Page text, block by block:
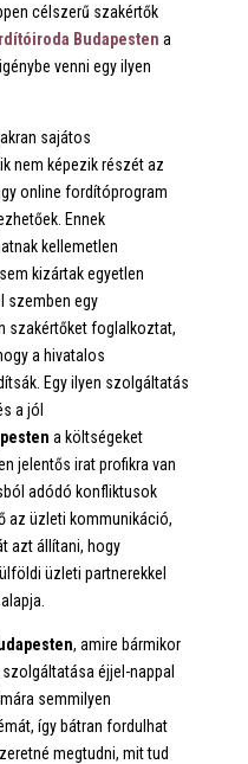
célszerű szakértők
Budapesten a
venni egy ilyen
sajátos
nem képezik részét az
online fordítóprogram
Ennek
kellemetlen
kizártak egyetlen
szemben egy
szakértőket foglalkoztat,
a hivatalos
Egy ilyen szolgáltatás
a jól
a költségeket
jelentős irat profikra van
adódó konfliktusok
az üzleti kommunikáció,
azt állítani, hogy
üzleti partnerekkel
, amire bármikor
éjjel-nappal
semmilyen
így bátran fordulhat
megtudni, mit tud